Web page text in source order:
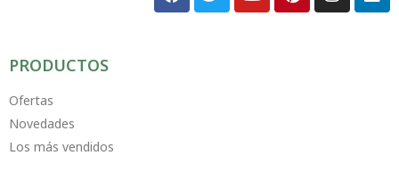
PRODUCTOS
Ofertas
Novedades
Los más vendidos